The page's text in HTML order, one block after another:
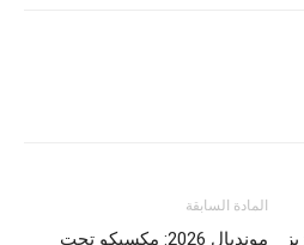
المادة السابقة
مونديال 2026: مكسيكو تحت